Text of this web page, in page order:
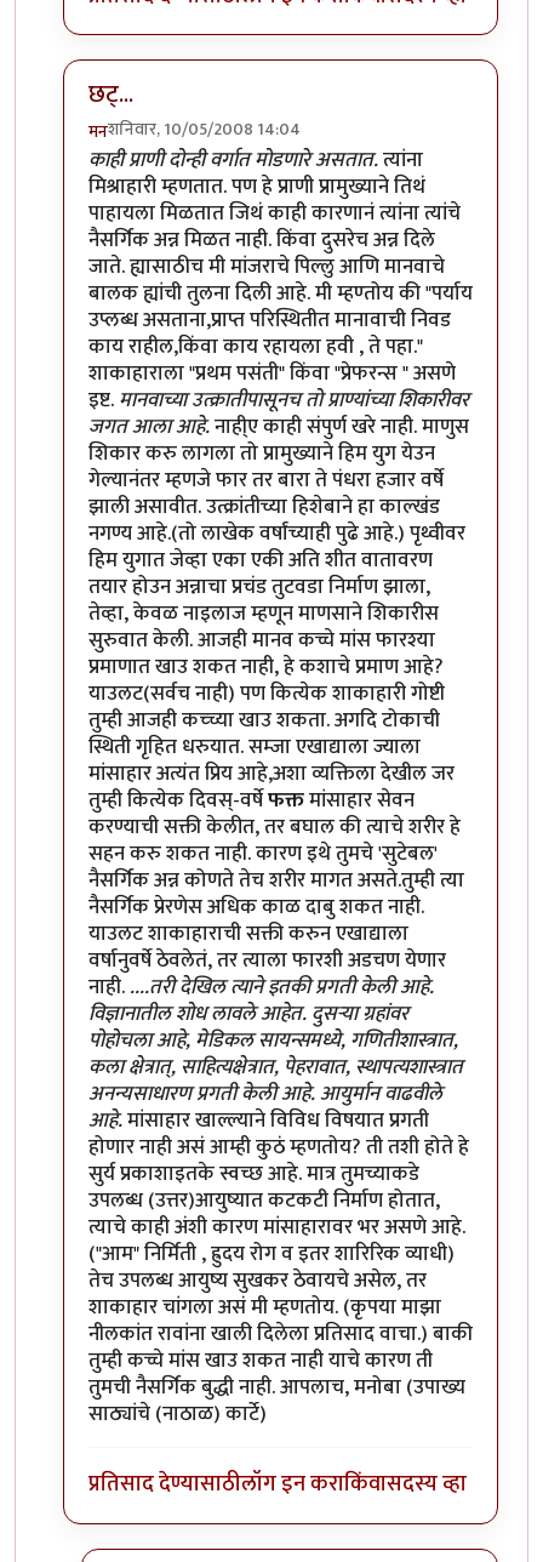
छट्...
मनशनिवार, 10/05/2008 14:04
In reply toशाकाहार-मांसाहार....byप्रभाकर पेठकर
काही प्राणी दोन्ही वर्गात मोडणारे असतात.त्यांना
मिश्राहारी म्हणतात. पण हे प्राणी प्रामुख्याने तिथं
पाहायला मिळतात जिथं काही कारणानं त्यांना त्यांचे
नैसर्गिक अन्न मिळत नाही. किंवा दुसरेच अन्न दिले
जाते. ह्यासाठीच मी मांजराचे पिल्लु आणि मानवाचे
बालक ह्यांची तुलना दिली आहे. मी म्हण्तोय की "पर्याय
उप्लब्ध असताना,प्राप्त परिस्थितीत मानावाची निवड
काय राहील,किंवा काय रहायला हवी , ते पहा."
शाकाहाराला "प्रथम पसंती" किंवा "प्रेफरन्स " असणे
इष्ट.मानवाच्या उत्क्रातीपासूनच तो प्राण्यांच्या शिकारीवर
जगत आला आहे.नाही्ए काही संपुर्ण खरे नाही. माणुस
शिकार करु लागला तो प्रामुख्याने हिम युग येउन
गेल्यानंतर म्हणजे फार तर बारा ते पंधरा हजार वर्षे
झाली असावीत. उत्क्रांतीच्या हिशेबाने हा काल्खंड
नगण्य आहे.(तो लाखेक वर्षांच्याही पुढे आहे.) पृथ्वीवर
हिम युगात जेव्हा एका एकी अति शीत वातावरण
तयार होउन अन्नाचा प्रचंड तुटवडा निर्माण झाला,
तेव्हा, केवळ नाइलाज म्हणून माणसाने शिकारीस
सुरुवात केली. आजही मानव कच्चे मांस फारश्या
प्रमाणात खाउ शकत नाही, हे कशाचे प्रमाण आहे?
याउलट(सर्वच नाही) पण कित्येक शाकाहारी गोष्टी
तुम्ही आजही कच्च्या खाउ शकता. अगदि टोकाची
स्थिती गृहित धरुयात. सम्जा एखाद्याला ज्याला
मांसाहार अत्यंत प्रिय आहे,अशा व्यक्तिला देखील जर
तुम्ही कित्येक दिवस्-वर्षेफक्तमांसाहार सेवन
करण्याची सक्ती केलीत, तर बघाल की त्याचे शरीर हे
सहन करु शकत नाही. कारण इथे तुमचे 'सुटेबल'
नैसर्गिक अन्न कोणते तेच शरीर मागत असते.तुम्ही त्या
नैसर्गिक प्रेरणेस अधिक काळ दाबु शकत नाही.
याउलट शाकाहाराची सक्ती करुन एखाद्याला
वर्षानुवर्षे ठेवलेतं, तर त्याला फारशी अडचण येणार
नाही.....तरी देखिल त्याने इतकी प्रगती केली आहे.
विज्ञानातील शोध लावले आहेत. दुसर्‍या ग्रहांवर
पोहोचला आहे, मेडिकल सायन्समध्ये, गणितीशास्त्रात,
कला क्षेत्रात्, साहित्यक्षेत्रात, पेहरावात, स्थापत्यशास्त्रात
अनन्यसाधारण प्रगती केली आहे. आयुर्मान वाढवीले
आहे.मांसाहार खाल्ल्याने विविध विषयात प्रगती
होणार नाही असं आम्ही कुठं म्हणतोय? ती तशी होते हे
सुर्य प्रकाशाइतके स्वच्छ आहे. मात्र तुमच्याकडे
उपलब्ध (उत्तर)आयुष्यात कटकटी निर्माण होतात,
त्याचे काही अंशी कारण मांसाहारावर भर असणे आहे.
("आम" निर्मिती , ह्रुदय रोग व इतर शारिरिक व्याधी)
तेच उपलब्ध आयुष्य सुखकर ठेवायचे असेल, तर
शाकाहार चांगला असं मी म्हणतोय. (कृपया माझा
नीलकांत रावांना खाली दिलेला प्रतिसाद वाचा.) बाकी
तुम्ही कच्चे मांस खाउ शकत नाही याचे कारण ती
तुमची नैसर्गिक बुद्धी नाही. आपलाच, मनोबा (उपाख्य
साठ्यांचे (नाठाळ) कार्टे)
प्रतिसाद देण्यासाठीलॉग इन कराकिंवासदस्य व्हा